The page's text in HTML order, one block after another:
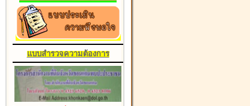
แบบสำรวจความต้องการ